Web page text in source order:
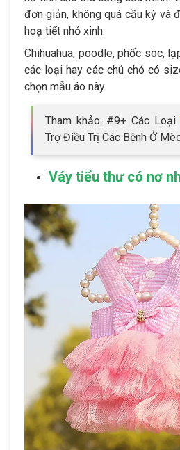
đơn giản, không quá cầu kỳ và
hoạ tiết nhỏ xinh.
Chihuahua, poodle, phốc sóc,
các loại hay các chú chó có
chọn mẫu áo này.
Tham khảo: #9+ Các Loại
Trợ Điều Trị Các Bệnh Ở
Váy tiểu thư có nơ